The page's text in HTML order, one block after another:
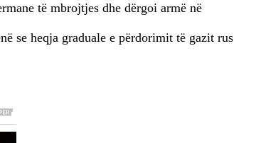
të mbrojtjes dhe dërgoi armë në
se heqja graduale e përdorimit të gazit rus